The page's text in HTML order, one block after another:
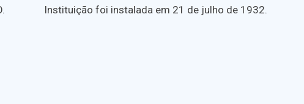
Instituição foi instalada em 21 de julho de 1932.